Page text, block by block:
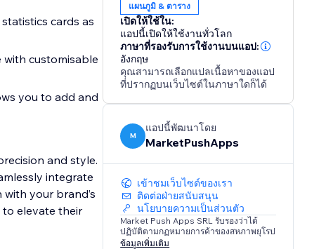
cards as
customisable
you to add and
and style.
integrate
your brand’s
to elevate their
แผนภูมิ & ตาราง
เปิดให้ใช้ใน:
แอปนี้เปิดให้ใช้งานทั่วโลก
ภาษาที่รองรับการใช้งานบนแอป:
อังกฤษ
คุณสามารถเลือกแปลเนื้อหาของแอป
ที่ปรากฏบนเว็บไซต์ในภาษาใดก็ได้
M
แอปนี้พัฒนาโดย
MarketPushApps
เข้าชมเว็บไซต์ของเรา
ติดต่อฝ่ายสนับสนุน
นโยบายความเป็นส่วนตัว
Market Push Apps SRL รับรองว่าได้
ปฏิบัติตามกฏหมายการค้าของสหภาพยุโรป
ข้อมูลเพิ่มเติม